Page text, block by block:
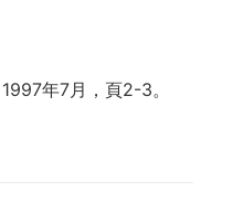
年7月，頁2-3。